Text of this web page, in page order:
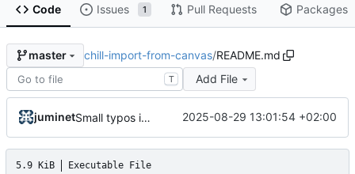
Code Issues 1 Pull Requests Packages
master chill-import-from-canvas/README.md
T Add File
juminet Small typos in import.sql 2025-08-29 13:01:54 +02:00
5.9 KiB Executable File